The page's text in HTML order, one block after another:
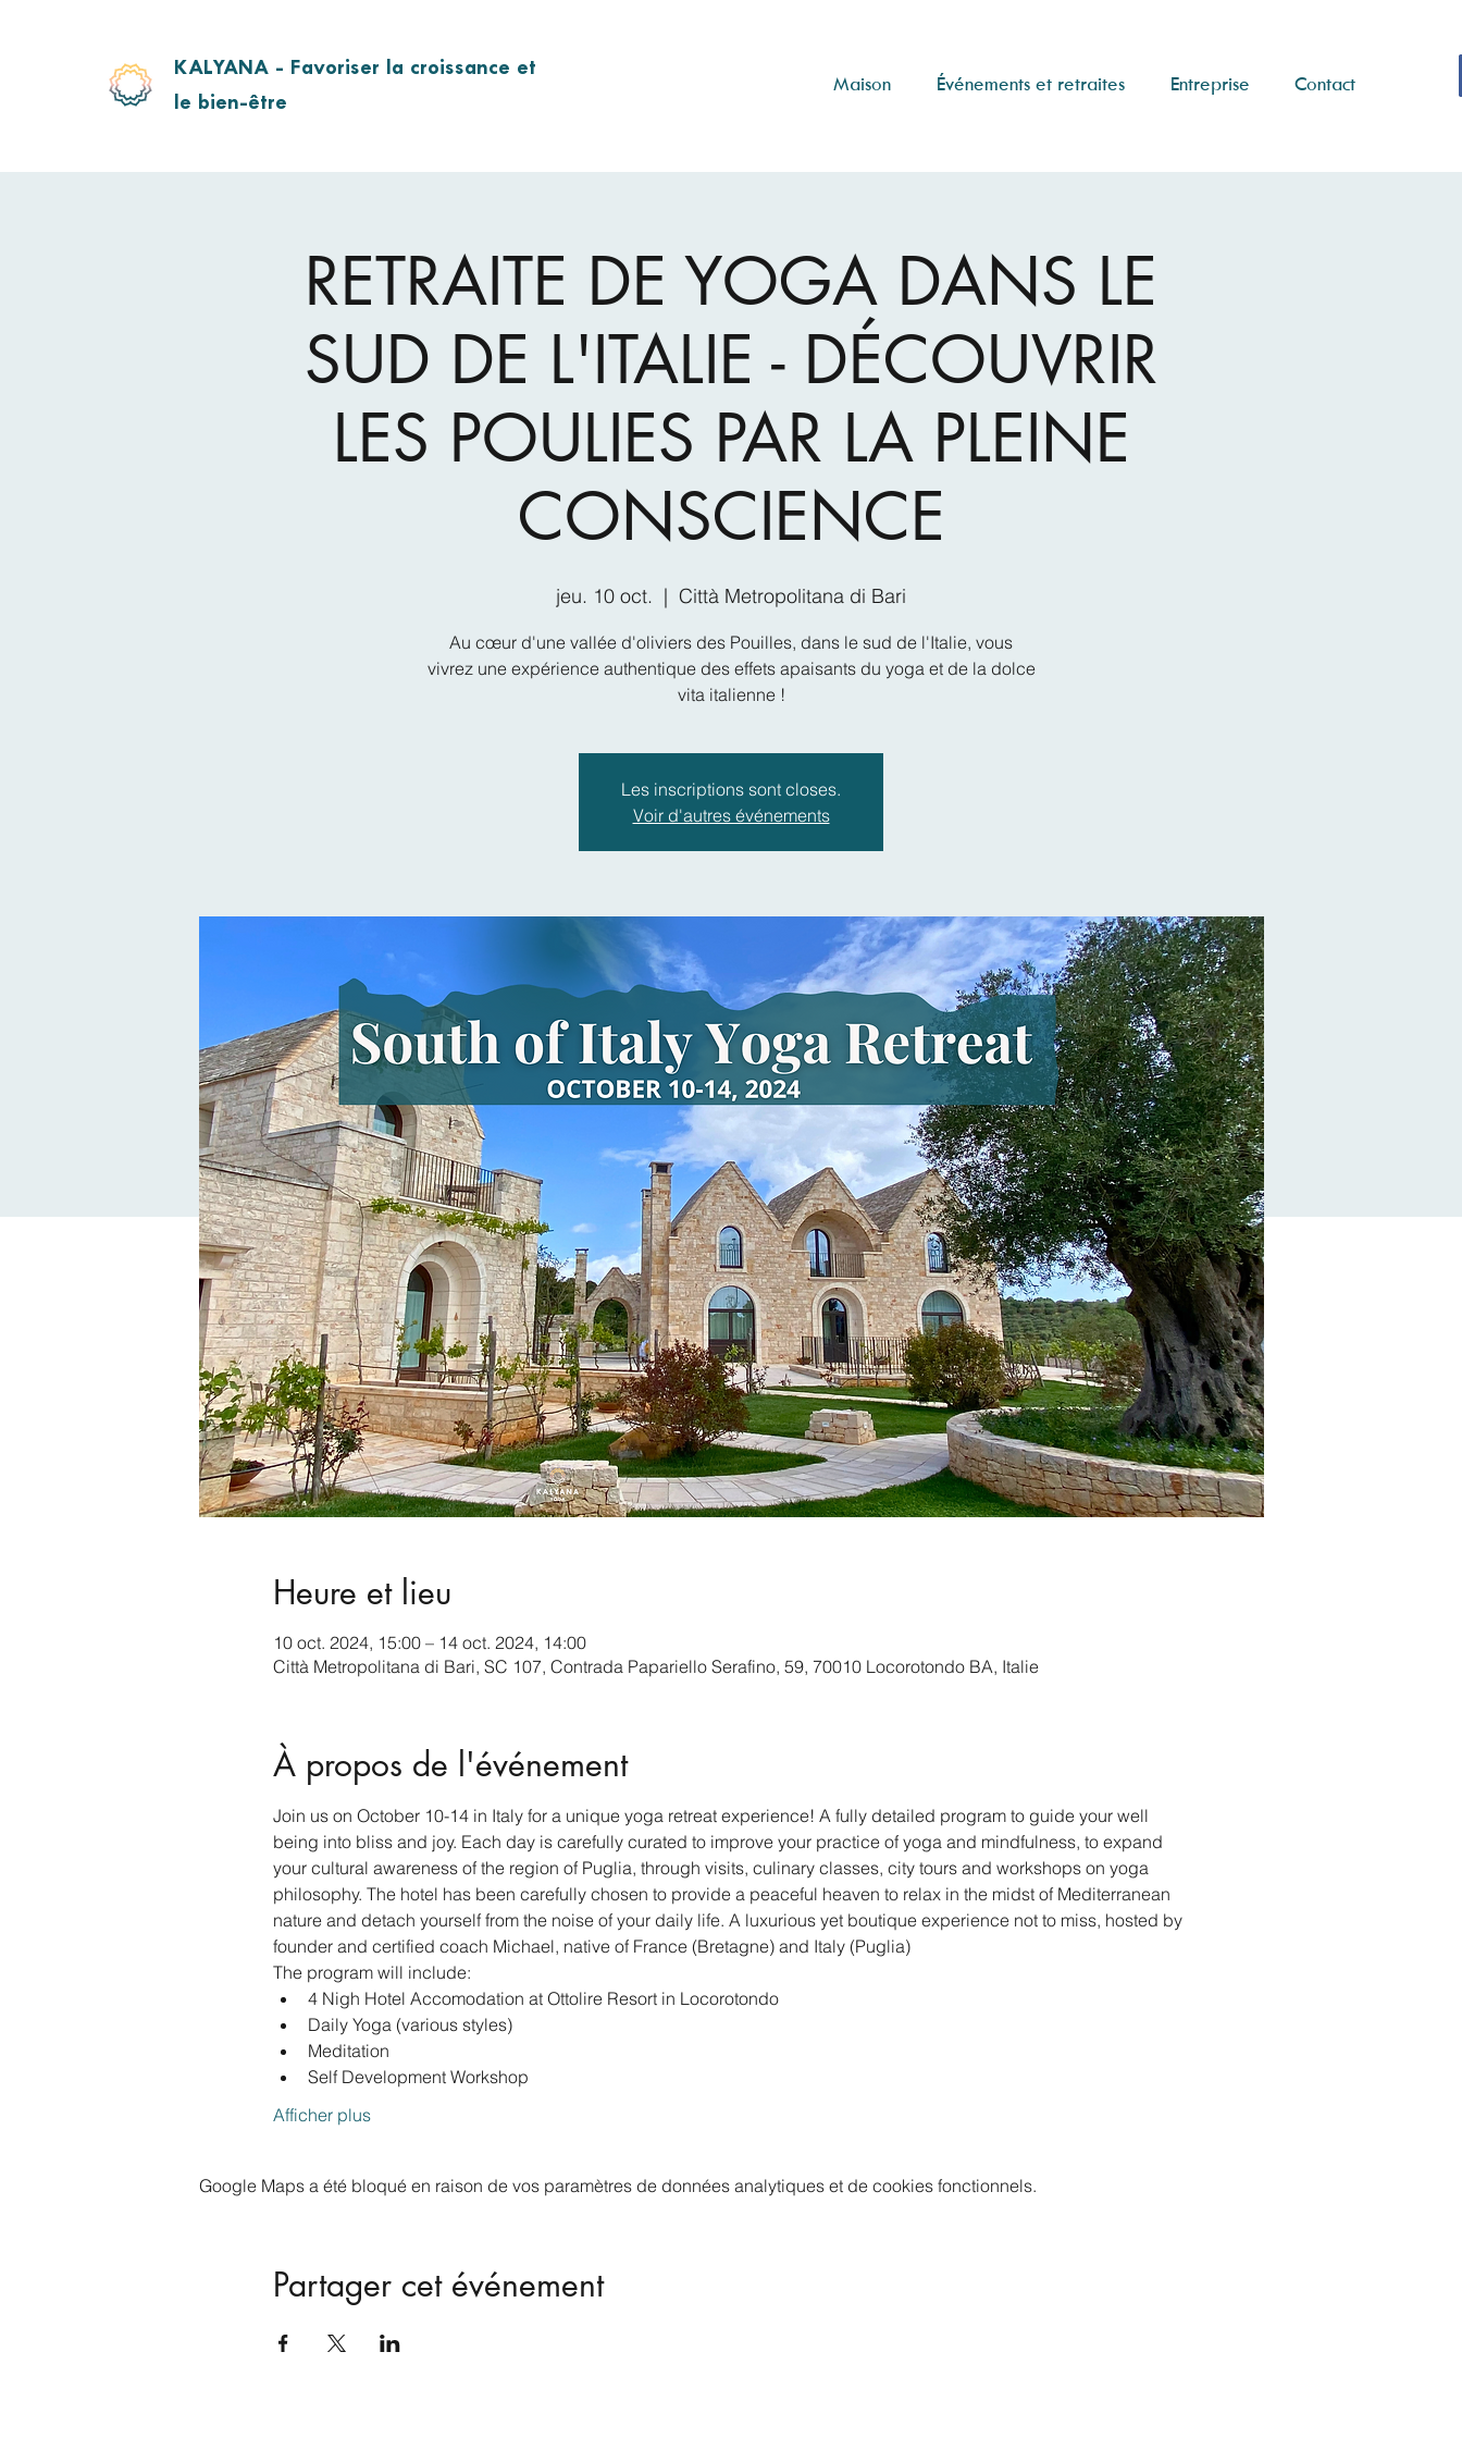
KALYANA - Favoriser la croissance et
le bien-être
Maison Événements et retraites Entreprise Contact
RETRAITE DE YOGA DANS LE
SUD DE L'ITALIE - DÉCOUVRIR
LES POULIES PAR LA PLEINE
CONSCIENCE
jeu. 10 oct.
  |
Città Metropolitana di Bari
Au cœur d'une vallée d'oliviers des Pouilles, dans le sud de l'Italie, vous
vivrez une expérience authentique des effets apaisants du yoga et de la dolce
vita italienne !
Les inscriptions sont closes.
Voir d'autres événements
Heure et lieu
10 oct. 2024, 15:00 – 14 oct. 2024, 14:00
Città Metropolitana di Bari, SC 107, Contrada Papariello Serafino, 59, 70010 Locorotondo BA, Italie
À propos de l'événement
Join us on October 10-14 in Italy for a unique yoga retreat experience! A fully detailed program to guide your well
being into bliss and joy. Each day is carefully curated to improve your practice of yoga and mindfulness, to expand
your cultural awareness of the region of Puglia, through visits, culinary classes, city tours and workshops on yoga
philosophy. The hotel has been carefully chosen to provide a peaceful heaven to relax in the midst of Mediterranean
nature and detach yourself from the noise of your daily life. A luxurious yet boutique experience not to miss, hosted by
founder and certified coach Michael, native of France (Bretagne) and Italy (Puglia)
The program will include:
4 Nigh Hotel Accomodation at Ottolire Resort in Locorotondo
Daily Yoga (various styles)
Meditation
Self Development Workshop
Afficher plus
Google Maps a été bloqué en raison de vos paramètres de données analytiques et de cookies fonctionnels.
Partager cet événement